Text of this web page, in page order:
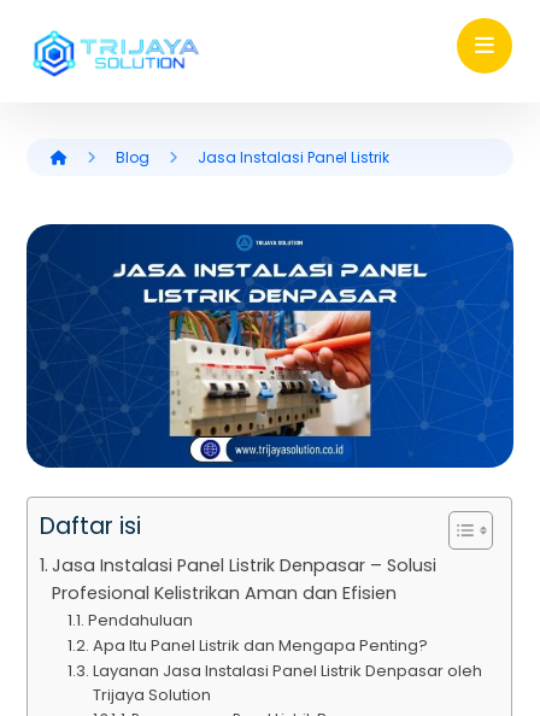
Blog Jasa Instalasi Panel Listrik
Daftar isi
Jasa Instalasi Panel Listrik Denpasar – Solusi
Profesional Kelistrikan Aman dan Efisien
Pendahuluan
Apa Itu Panel Listrik dan Mengapa Penting?
Layanan Jasa Instalasi Panel Listrik Denpasar oleh
Trijaya Solution